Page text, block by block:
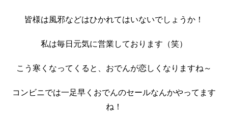
皆様は風邪などはひかれてはいないでしょうか！
私は毎日元気に営業しております（笑）
こう寒くなってくると、おでんが恋しくなりますね～
コンビニでは一足早くおでんのセールなんかやってます
ね！